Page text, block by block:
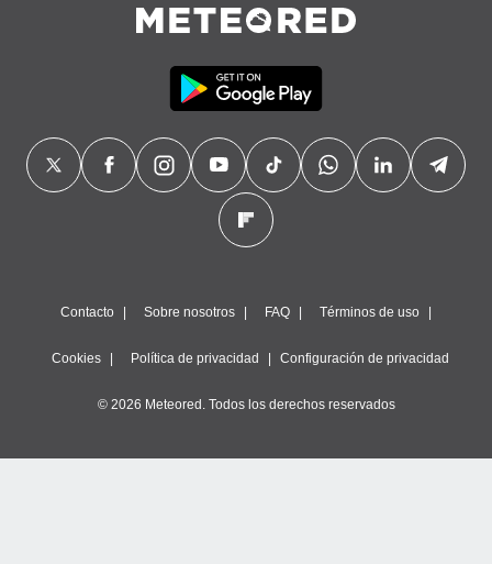
Contacto Sobre nosotros FAQ Términos de uso
Cookies Política de privacidad Configuración de privacidad
© 2026 Meteored. Todos los derechos reservados